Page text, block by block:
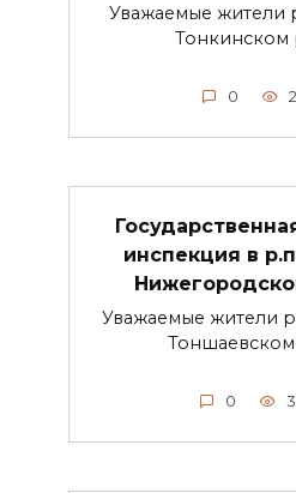
Уважаемые жители
Тонкинском
0
инспекция в
Уважаемые жители
0